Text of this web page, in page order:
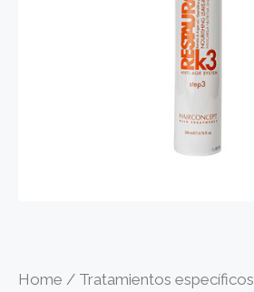
Home / Tratamientos específicos